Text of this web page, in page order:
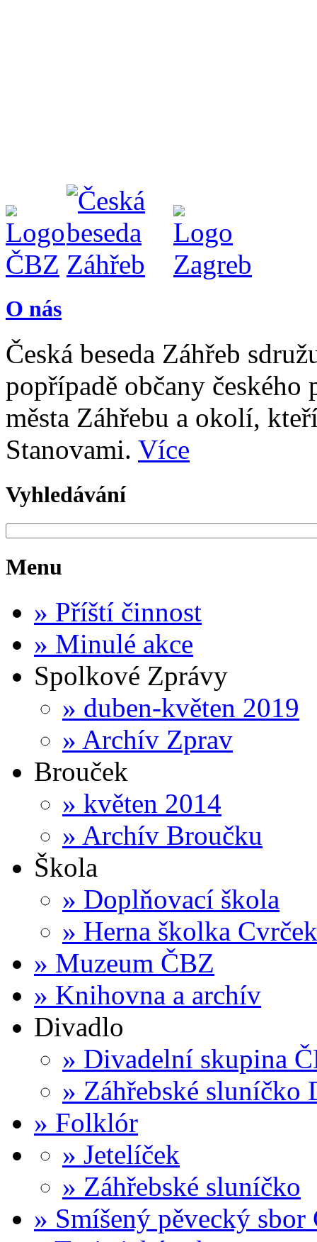
O nás
Česká beseda Záhřeb
popřípadě občany
města Záhřebu a okolí,
Stanovami. Více
Vyhledávání
Menu
» Příští činnost
» Minulé akce
Spolkové Zprávy
» duben-květen 2019
» Archív Zprav
Brouček
» květen 2014
» Archív Broučku
Škola
» Doplňovací škola
» Herna školka Cvrček
» Muzeum ČBZ
» Knihovna a archív
Divadlo
» Divadelní skupina
» Záhřebské sluníčko
» Folklór
» Jetelíček
» Záhřebské sluníčko
» Smíšený pěvecký